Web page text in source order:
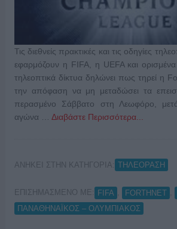
Τις διεθνείς πρακτικές και τις οδηγίες
εφαρμόζουν η FIFA, η UEFA και
τηλεοπτικά δίκτυα δηλώνει πως τηρεί η
την απόφαση να μη μεταδώσει τα
περασμένο Σάββατο στη Λεωφόρο,
αγώνα … Διαβάστε Περισσότερα...
ΑΝΗΚΕΙ ΣΤΗΝ ΚΑΤΗΓΟΡΙΑ: ΤΗΛΕΟΡΑΣΗ
ΕΠΙΣΗΜΑΣΜΕΝΟ ΜΕ: FIFA FORTHNET
ΠΑΝΑΘΗΝΑΪΚΟΣ – ΟΛΥΜΠΙΑΚΟΣ